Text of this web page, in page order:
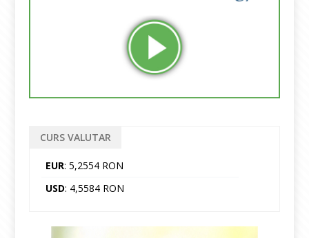
CURS VALUTAR
EUR: 5,2554 RON
USD: 4,5584 RON